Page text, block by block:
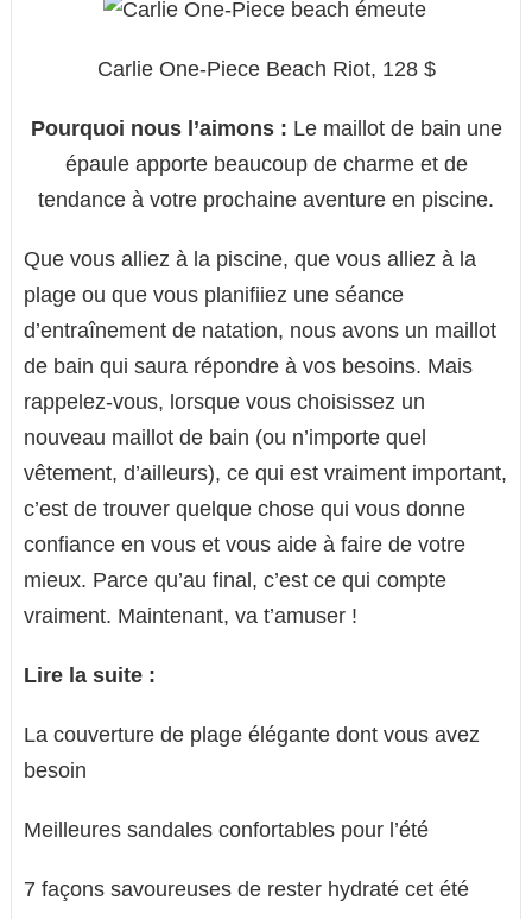
Carlie One-Piece Beach Riot, 128 $
Pourquoi nous l’aimons : Le maillot de bain une
épaule apporte beaucoup de charme et de
tendance à votre prochaine aventure en piscine.
Que vous alliez à la piscine, que vous alliez à la
plage ou que vous planifiiez une séance
d’entraînement de natation, nous avons un maillot
de bain qui saura répondre à vos besoins. Mais
rappelez-vous, lorsque vous choisissez un
nouveau maillot de bain (ou n’importe quel
vêtement, d’ailleurs), ce qui est vraiment important,
c’est de trouver quelque chose qui vous donne
confiance en vous et vous aide à faire de votre
mieux. Parce qu’au final, c’est ce qui compte
vraiment. Maintenant, va t’amuser !
Lire la suite :
La couverture de plage élégante dont vous avez
besoin
Meilleures sandales confortables pour l’été
7 façons savoureuses de rester hydraté cet été